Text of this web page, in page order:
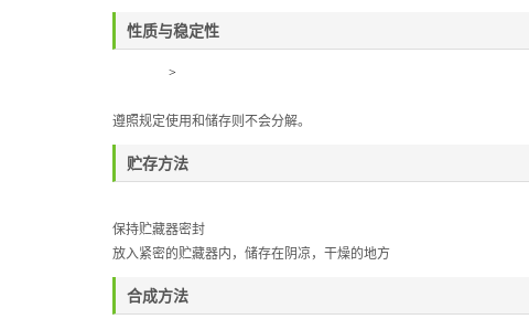
性质与稳定性
>
遵照规定使用和储存则不会分解。
贮存方法
保持贮藏器密封
放入紧密的贮藏器内，储存在阴凉，干燥的地方
合成方法